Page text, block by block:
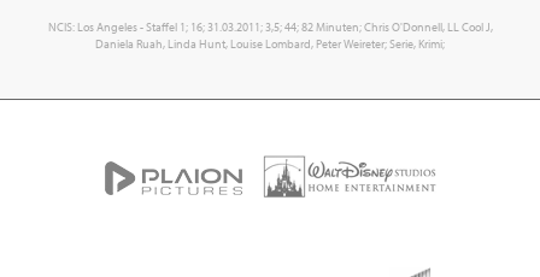
NCIS: Los Angeles - Staffel 1; 16; 31.03.2011; 3,5; 44; 82 Minuten; Chris O'Donnell, LL Cool J,
Daniela Ruah, Linda Hunt, Louise Lombard, Peter Weireter; Serie, Krimi;